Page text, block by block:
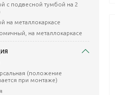
с подвесной тумбой на 2
на металлокаркасе
на металлокаркасе
(положение
при монтаже)